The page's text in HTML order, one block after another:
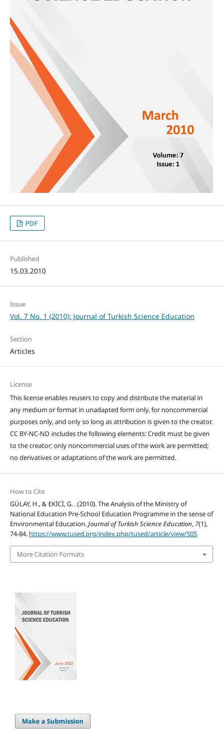
PDF
Published
15.03.2010
Issue
Vol. 7 No. 1 (2010): Journal of Turkish Science Education
Section
Articles
License
This license enables reusers to copy and distribute the material in
any medium or format in unadapted form only, for noncommercial
purposes only, and only so long as attribution is given to the creator.
CC BY-NC-ND includes the following elements: Credit must be given
to the creator; only noncommercial uses of the work are permitted;
no derivatives or adaptations of the work are permitted.
How to Cite
GÜLAY, H., & EKİCİ, G. . (2010). The Analysis of the Ministry of
National Education Pre-School Education Programme in the sense of
Environmental Education.Journal of Turkish Science Education, 7(1),
74-84. https://www.tused.org/index.php/tused/article/view/505
More Citation Formats
Make a Submission